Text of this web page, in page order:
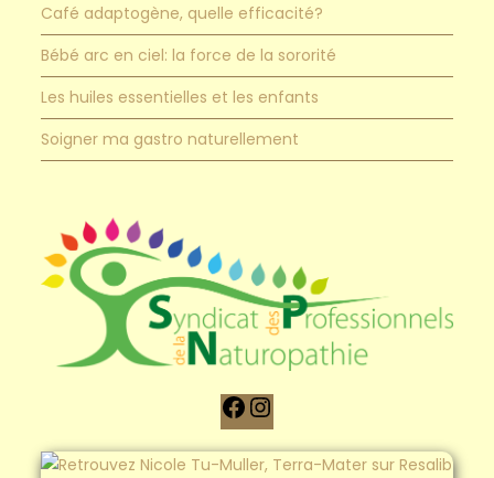
Café adaptogène, quelle efficacité?
Bébé arc en ciel: la force de la sororité
Les huiles essentielles et les enfants
Soigner ma gastro naturellement